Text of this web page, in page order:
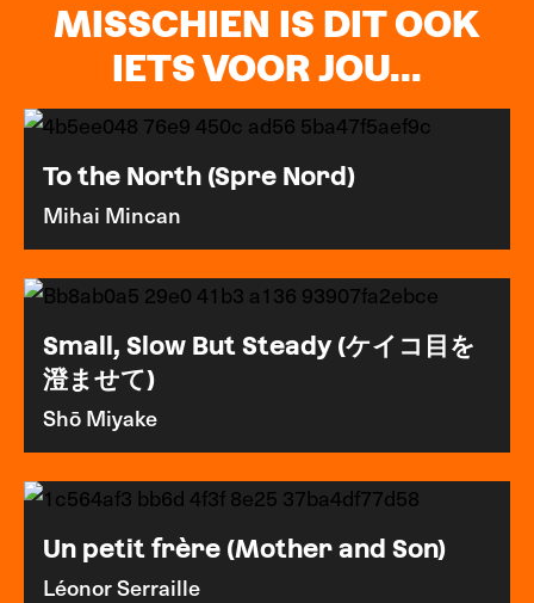
MISSCHIEN IS DIT OOK
IETS VOOR JOU...
To the North (Spre Nord)
Mihai Mincan
Small, Slow But Steady (ケイコ目を
澄ませて)
Shō Miyake
Un petit frère (Mother and Son)
Léonor Serraille